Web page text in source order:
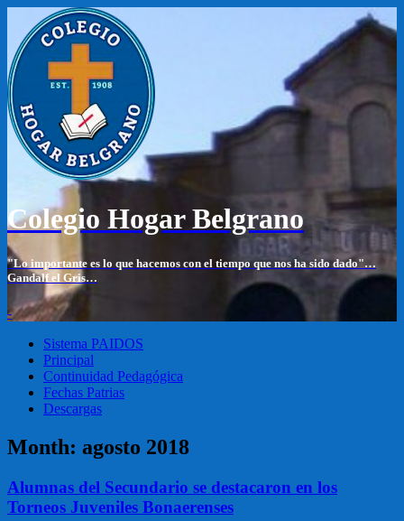
Colegio Hogar Belgrano
"Lo importante es lo que hacemos con el tiempo que nos ha sido dado"…
Gandalf el Gris…
-
Sistema PAIDOS
Principal
Continuidad Pedagógica
Fechas Patrias
Descargas
Month: agosto 2018
Alumnas del Secundario se destacaron en los
Torneos Juveniles Bonaerenses